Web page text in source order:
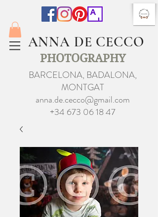
ANNA DE CECCO
PHOTOGRAPHY
BARCELONA, BADALONA,
MONTGAT
anna.de.cecco@gmail.com
+34 673 06 18 47